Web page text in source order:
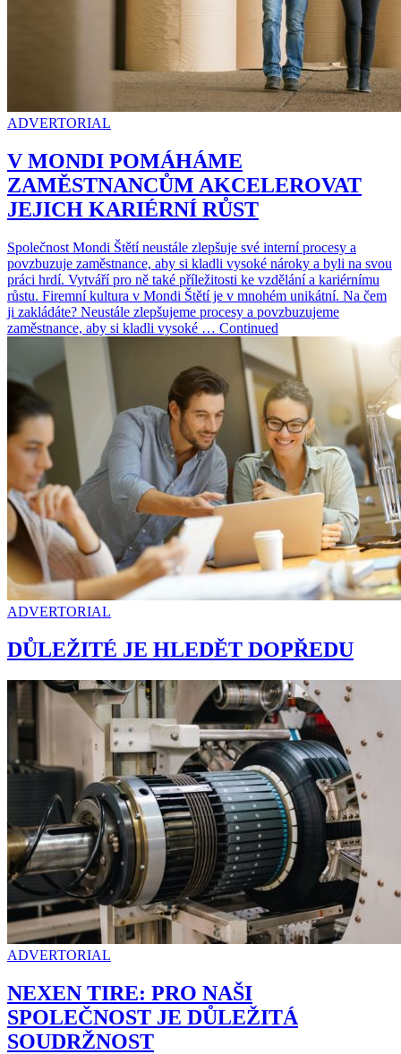
ADVERTORIAL
V MONDI POMÁHÁME
ZAMĚSTNANCŮM AKCELEROVAT
JEJICH KARIÉRNÍ RŮST
Společnost Mondi Štětí neustále zlepšuje své interní procesy a
povzbuzuje zaměstnance, aby si kladli vysoké nároky a byli na svou
práci hrdí. Vytváří pro ně také příležitosti ke vzdělání a kariérnímu
růstu. Firemní kultura v Mondi Štětí je v mnohém unikátní. Na čem
ji zakládáte? Neustále zlepšujeme procesy a povzbuzujeme
zaměstnance, aby si kladli vysoké … Continued
ADVERTORIAL
DŮLEŽITÉ JE HLEDĚT DOPŘEDU
ADVERTORIAL
NEXEN TIRE: PRO NAŠI
SPOLEČNOST JE DŮLEŽITÁ
SOUDRŽNOST